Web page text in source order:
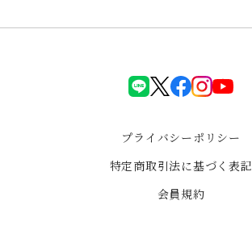
プライバシーポリシー
特定商取引法に基づく表記
会員規約